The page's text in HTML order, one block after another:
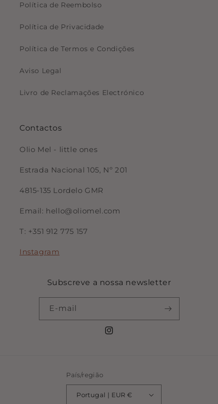
Política de Reembolso
Política de Privacidade
Política de Termos e Condições
Aviso Legal
Livro de Reclamações Electrónico
Contactos
Olio Mel - little ones
Estrada Nacional 105, Nº 201
4815-135 Lordelo GMR
Email: hello@oliomel.com
T: +351 912 775 157
Instagram
Subscreve a nossa newsletter
E-mail
Instagram
País/região
Portugal | EUR €